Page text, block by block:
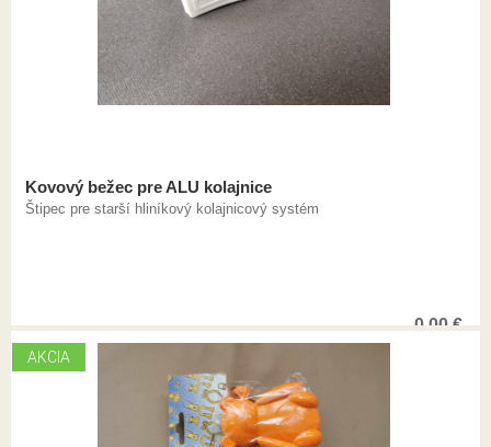
Kovový bežec pre ALU kolajnice
Štipec pre starší hliníkový kolajnicový systém
0,00€
AKCIA